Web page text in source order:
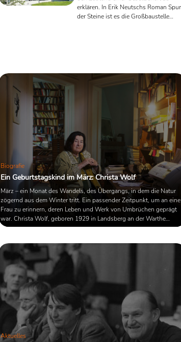
erklären. In Erik Neutschs Roman Spur
der Steine ist es die Großbaustelle
Biografie
Ein Geburtstagskind im März: Christa Wolf
März – ein Monat des Wandels, des Übergangs, in dem die Natur
zögernd aus dem Winter tritt. Ein passender Zeitpunkt, um an eine
Frau zu erinnern, deren Leben und Werk von Umbrüchen geprägt
war. Christa Wolf, geboren 1929 in Landsberg an der Warthe
(heute Gorzów Wielkopolski, Polen), durchlebte Krieg, Ideologien
einer kompromisslosen Stimme. Ihr literarisches Schaffen ist nicht
nur Dokument, sondern Auseinandersetzung – mit ihrer Zeit, ...
Aktuelles